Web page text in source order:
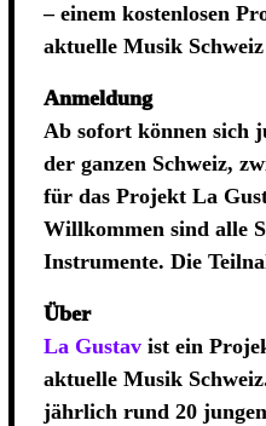
– einem kostenlosen
aktuelle Musik
Anmeldung
Ab sofort können sich
der ganzen Schweiz,
für das Projekt La
Willkommen sind alle
Instrumente. Die
Über
La Gustav ist ein
aktuelle Musik
jährlich rund 20